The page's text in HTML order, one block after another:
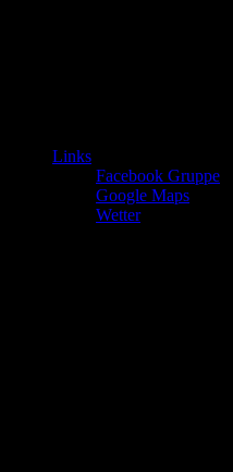
Links
Facebook Gruppe
Google Maps
Wetter